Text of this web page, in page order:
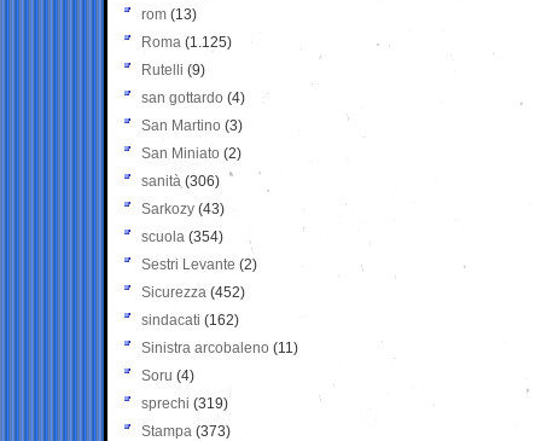
rom (13)
Roma (1.125)
Rutelli (9)
san gottardo (4)
San Martino (3)
San Miniato (2)
sanità (306)
Sarkozy (43)
scuola (354)
Sestri Levante (2)
Sicurezza (452)
sindacati (162)
Sinistra arcobaleno (11)
Soru (4)
sprechi (319)
Stampa (373)